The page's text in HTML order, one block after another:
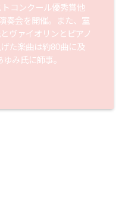
コンクール優秀賞他
奏会を開催。また、室
ヴァイオリンとピアノ
た楽曲は約80曲に及
み氏に師事。